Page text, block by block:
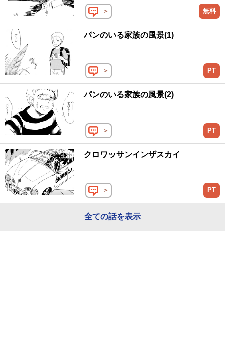
＞ 無料
パンのいる家族の風景(1)
＞ PT
パンのいる家族の風景(2)
＞ PT
クロワッサンインザスカイ
＞ PT
全ての話を表示